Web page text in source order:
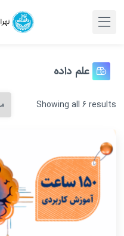
علم داده
Showing all 6 results